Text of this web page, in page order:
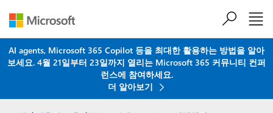
주요 콘텐츠로 건너뛰기
AI agents, Microsoft 365 Copilot 등을 최대한 활용하는 방법을 알아
보세요. 4월 21일부터 23일까지 열리는 Microsoft 365 커뮤니티 컨퍼
런스에 참여하세요.
더 알아보기